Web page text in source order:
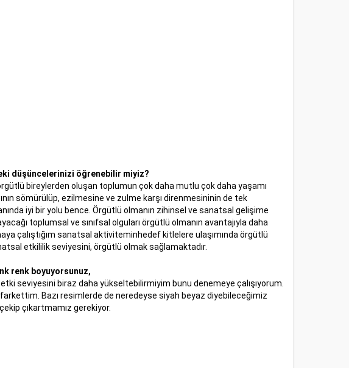
düşüncelerinizi öğrenebilir miyiz?
bireylerden oluşan toplumun çok daha mutlu çok daha yaşamı
sömürülüp, ezilmesine ve zulme karşı direnmesininin de tek
iyi bir yolu bence. Örgütlü olmanın zihinsel ve sanatsal gelişime
toplumsal ve sınıfsal olguları örgütlü olmanın avantajıyla daha
çalıştığım sanatsal aktiviteminhedef kitlelere ulaşımında örgütlü
etkililik seviyesini, örgütlü olmak sağlamaktadır.
renk boyuyorsunuz,
seviyesini biraz daha yükseltebilirmiyim bunu denemeye çalışıyorum.
Bazı resimlerde de neredeyse siyah beyaz diyebileceğimiz
çıkartmamız gerekiyor.